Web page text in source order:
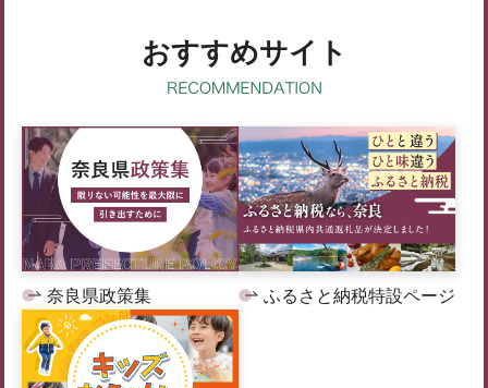
おすすめサイト
奈良県政策集 ふるさと納税特設ページ